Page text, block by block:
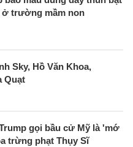
ở trường mầm non
Sky, Hồ Văn Khoa,
Quạt
gọi bầu cử Mỹ là 'mớ
trừng phạt Thụy Sĩ